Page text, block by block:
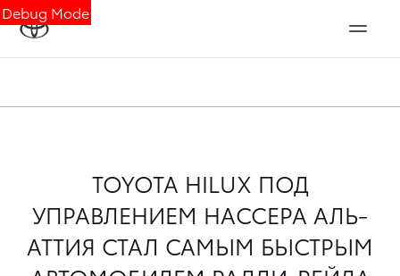
Debug Mode
TOYOTA HILUX ПОД
УПРАВЛЕНИЕМ НАССЕРА АЛЬ-
АТТИЯ СТАЛ САМЫМ БЫСТРЫМ